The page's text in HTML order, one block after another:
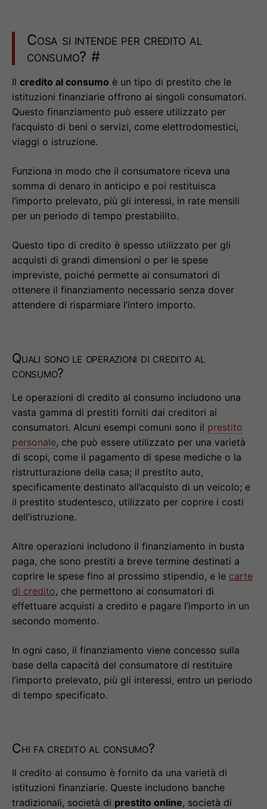
Cosa si intende per credito al
consumo? #
Il credito al consumo è un tipo di prestito che le
istituzioni finanziarie offrono ai singoli consumatori.
Questo finanziamento può essere utilizzato per
l’acquisto di beni o servizi, come elettrodomestici,
viaggi o istruzione.
Funziona in modo che il consumatore riceva una
somma di denaro in anticipo e poi restituisca
l’importo prelevato, più gli interessi, in rate mensili
per un periodo di tempo prestabilito.
Questo tipo di credito è spesso utilizzato per gli
acquisti di grandi dimensioni o per le spese
impreviste, poiché permette ai consumatori di
ottenere il finanziamento necessario senza dover
attendere di risparmiare l’intero importo.
Quali sono le operazioni di credito al
consumo?
Le operazioni di credito al consumo includono una
vasta gamma di prestiti forniti dai creditori ai
consumatori. Alcuni esempi comuni sono il prestito
personale, che può essere utilizzato per una varietà
di scopi, come il pagamento di spese mediche o la
ristrutturazione della casa; il prestito auto,
specificamente destinato all’acquisto di un veicolo; e
il prestito studentesco, utilizzato per coprire i costi
dell’istruzione.
Altre operazioni includono il finanziamento in busta
paga, che sono prestiti a breve termine destinati a
coprire le spese fino al prossimo stipendio, e le carte
di credito, che permettono ai consumatori di
effettuare acquisti a credito e pagare l’importo in un
secondo momento.
In ogni caso, il finanziamento viene concesso sulla
base della capacità del consumatore di restituire
l’importo prelevato, più gli interessi, entro un periodo
di tempo specificato.
Chi fa credito al consumo?
Il credito al consumo è fornito da una varietà di
istituzioni finanziarie. Queste includono banche
tradizionali, società di prestito online, società di